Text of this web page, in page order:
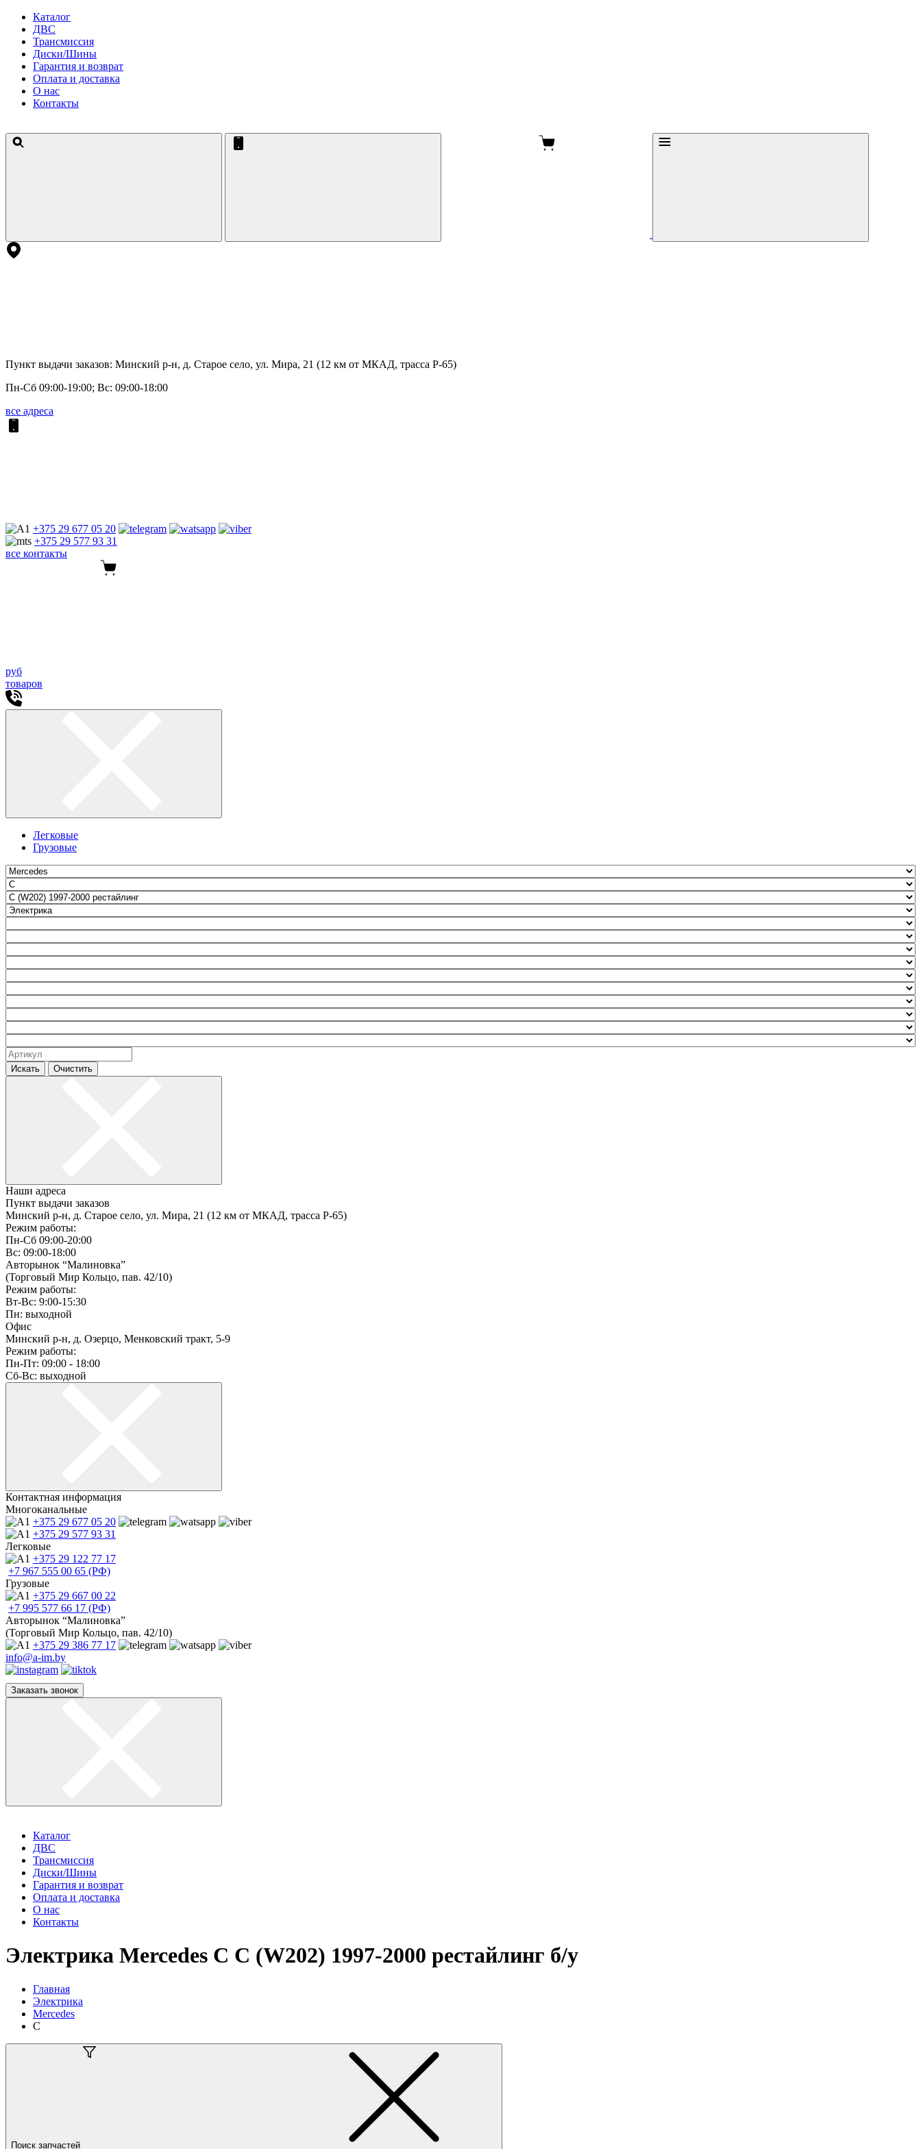
Каталог
ДВС
Трансмиссия
Диски/Шины
Гарантия и возврат
Оплата и доставка
О нас
Контакты
Пункт выдачи заказов: Минский р-н, д. Старое село, ул. Мира, 21 (12 км от МКАД, трасса P-65)
Пн-Сб 09:00-19:00; Вс: 09:00-18:00
все адреса
+375 29 677 05 20
+375 29 577 93 31
все контакты
руб
товаров
Легковые
Грузовые
Искать Очистить
Наши адреса
Пункт выдачи заказов
Минский р-н, д. Старое село, ул. Мира, 21 (12 км от МКАД, трасса P-65)
Режим работы:
Пн-Сб 09:00-20:00
Вс: 09:00-18:00
Авторынок “Малиновка”
(Торговый Мир Кольцо, пав. 42/10)
Режим работы:
Вт-Вс: 9:00-15:30
Пн: выходной
Офис
Минский р-н, д. Озерцо, Менковский тракт, 5-9
Режим работы:
Пн-Пт: 09:00 - 18:00
Сб-Вс: выходной
Контактная информация
Многоканальные
+375 29 677 05 20
+375 29 577 93 31
Легковые
+375 29 122 77 17
+7 967 555 00 65 (РФ)
Грузовые
+375 29 667 00 22
+7 995 577 66 17 (РФ)
Авторынок “Малиновка”
(Торговый Мир Кольцо, пав. 42/10)
+375 29 386 77 17
info@a-im.by
Заказать звонок
Каталог
ДВС
Трансмиссия
Диски/Шины
Гарантия и возврат
Оплата и доставка
О нас
Контакты
Электрика Mercedes C C (W202) 1997-2000 рестайлинг б/у
Главная
Электрика
Mercedes
C
Поиск запчастей